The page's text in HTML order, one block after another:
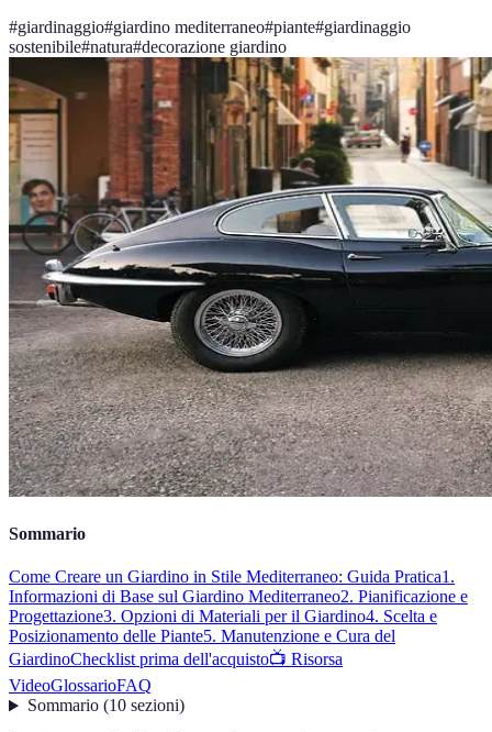
#giardinaggio#giardino mediterraneo#piante#giardinaggio
sostenibile#natura#decorazione giardino
Sommario
Come Creare un Giardino in Stile Mediterraneo: Guida Pratica1.
Informazioni di Base sul Giardino Mediterraneo2. Pianificazione e
Progettazione3. Opzioni di Materiali per il Giardino4. Scelta e
Posizionamento delle Piante5. Manutenzione e Cura del
GiardinoChecklist prima dell'acquisto📺 Risorsa
VideoGlossarioFAQ
Sommario(10 sezioni)